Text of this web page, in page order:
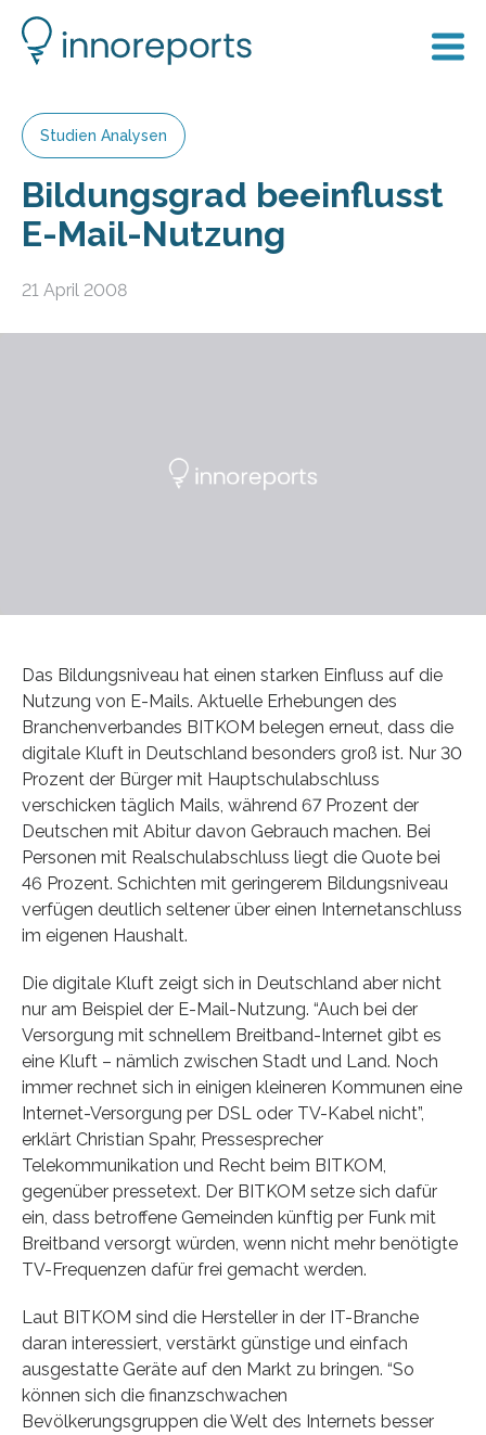
Studien Analysen
Bildungsgrad beeinflusst
E-Mail-Nutzung
21 April 2008
Das Bildungsniveau hat einen starken Einfluss auf die
Nutzung von E-Mails. Aktuelle Erhebungen des
Branchenverbandes BITKOM belegen erneut, dass die
digitale Kluft in Deutschland besonders groß ist. Nur 30
Prozent der Bürger mit Hauptschulabschluss
verschicken täglich Mails, während 67 Prozent der
Deutschen mit Abitur davon Gebrauch machen. Bei
Personen mit Realschulabschluss liegt die Quote bei
46 Prozent. Schichten mit geringerem Bildungsniveau
verfügen deutlich seltener über einen Internetanschluss
im eigenen Haushalt.
Die digitale Kluft zeigt sich in Deutschland aber nicht
nur am Beispiel der E-Mail-Nutzung. “Auch bei der
Versorgung mit schnellem Breitband-Internet gibt es
eine Kluft – nämlich zwischen Stadt und Land. Noch
immer rechnet sich in einigen kleineren Kommunen eine
Internet-Versorgung per DSL oder TV-Kabel nicht”,
erklärt Christian Spahr, Pressesprecher
Telekommunikation und Recht beim BITKOM,
gegenüber pressetext. Der BITKOM setze sich dafür
ein, dass betroffene Gemeinden künftig per Funk mit
Breitband versorgt würden, wenn nicht mehr benötigte
TV-Frequenzen dafür frei gemacht werden.
Laut BITKOM sind die Hersteller in der IT-Branche
daran interessiert, verstärkt günstige und einfach
ausgestatte Geräte auf den Markt zu bringen. “So
können sich die finanzschwachen
Bevölkerungsgruppen die Welt des Internets besser